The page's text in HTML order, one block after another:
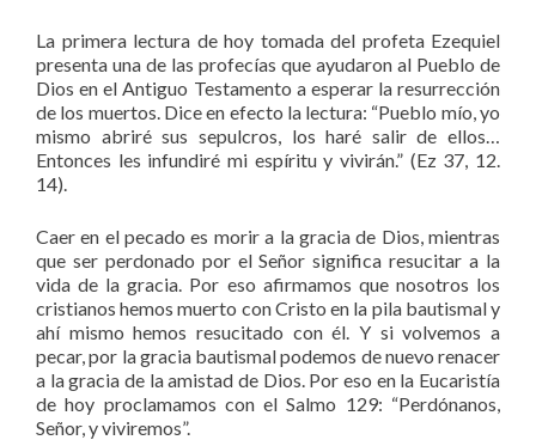
La primera lectura de hoy tomada del profeta Ezequiel
presenta una de las profecías que ayudaron al Pueblo de
Dios en el Antiguo Testamento a esperar la resurrección
de los muertos. Dice en efecto la lectura: “Pueblo mío, yo
mismo abriré sus sepulcros, los haré salir de ellos…
Entonces les infundiré mi espíritu y vivirán.” (Ez 37, 12.
14).
Caer en el pecado es morir a la gracia de Dios, mientras
que ser perdonado por el Señor significa resucitar a la
vida de la gracia. Por eso afirmamos que nosotros los
cristianos hemos muerto con Cristo en la pila bautismal y
ahí mismo hemos resucitado con él. Y si volvemos a
pecar, por la gracia bautismal podemos de nuevo renacer
a la gracia de la amistad de Dios. Por eso en la Eucaristía
de hoy proclamamos con el Salmo 129: “Perdónanos,
Señor, y viviremos”.